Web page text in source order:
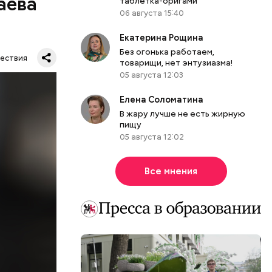
дворе
не
и
06 августа 15:40
Екатерина Рощина
Без огонька работаем,
товарищи, нет энтузиазма!
05 августа 12:03
Елена Соломатина
В жару лучше не есть жирную
пищу
05 августа 12:02
Все мнения